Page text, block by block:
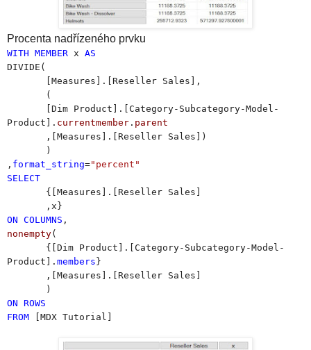
Procenta nadřízeného prvku
WITH MEMBER x AS
DIVIDE(
[Measures].[Reseller Sales],
(
[Dim Product].[Category-Subcategory-Model-
Product]. currentmember . parent
,[Measures].[Reseller Sales])
)
, format_string="percent"
SELECT
{[Measures].[Reseller Sales]
,x}
ON COLUMNS ,
nonempty(
{[Dim Product].[Category-Subcategory-Model-
Product]. members }
,[Measures].[Reseller Sales]
)
ON ROWS
FROM [MDX Tutorial]